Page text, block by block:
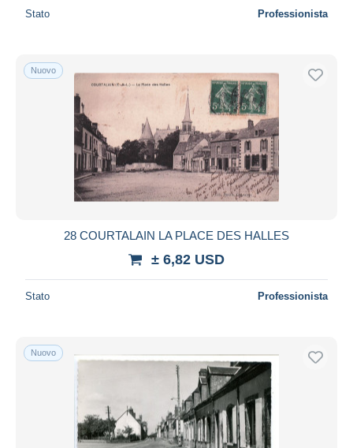
Residenza del venditore
Aggiorna
Stato Professionista
Nuovo
28 COURTALAIN LA PLACE DES HALLES
± 6,82 USD
Stato Professionista
Nuovo